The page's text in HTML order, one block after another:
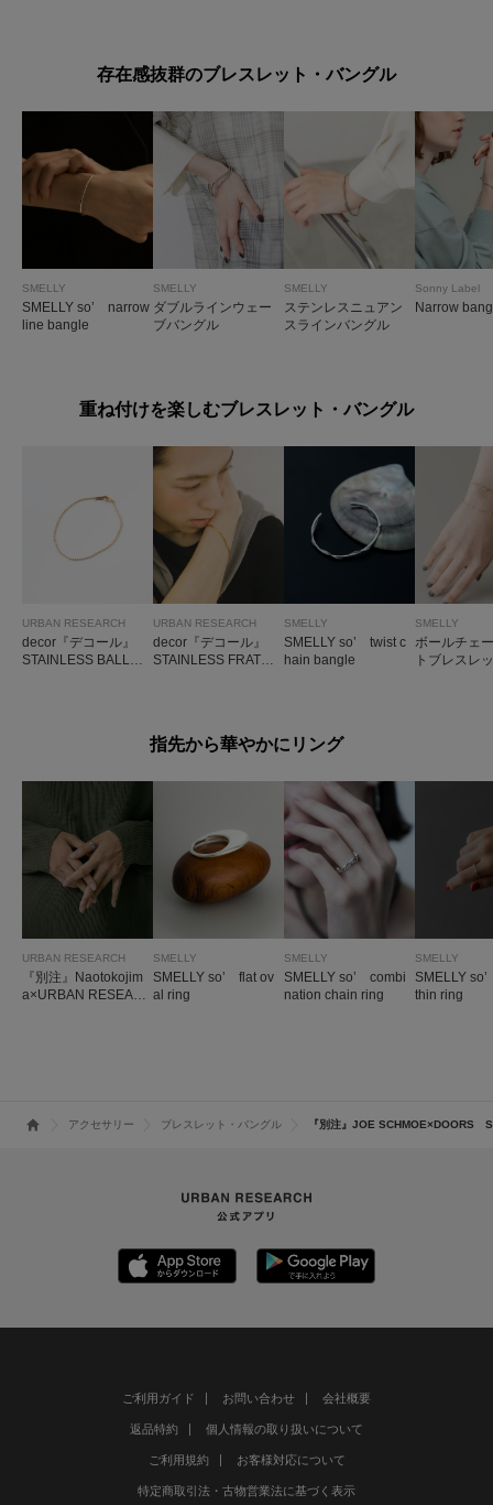
存在感抜群のブレスレット・バングル
SMELLY
SMELLY so’ narrow
line bangle
SMELLY
ダブルラインウェー
ブバングル
SMELLY
ステンレスニュアン
スラインバングル
Sonny Label
Narrow
重ね付けを楽しむブレスレット・バングル
URBAN RESEARCH
decor『デコール』
STAINLESS BALLCH
URBAN RESEARCH
decor『デコール』
STAINLESS FRATCH
SMELLY
SMELLY so’ twist c
hain bangle
SMELLY
ボールチェ
トブレスレ
指先から華やかにリング
URBAN RESEARCH
『別注』Naotokojim
a×URBAN RESEAR
SMELLY
SMELLY so’ flat ov
al ring
SMELLY
SMELLY so’ combi
nation chain ring
SMELLY
SMELLY
thin ring
アクセサリー ブレスレット・バングル 『別注』JOE SCHMOE×DOORS
ご利用ガイド お問い合わせ 会社概要
返品特約 個人情報の取り扱いについて
ご利用規約 お客様対応について
特定商取引法・古物営業法に基づく表示